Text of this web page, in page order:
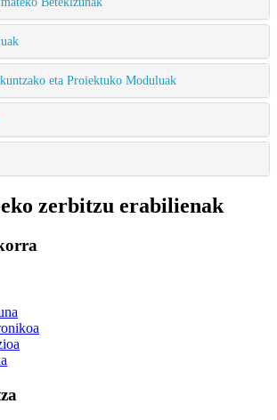
eta Proiektuko Moduluak
zerbitzu erabilienak